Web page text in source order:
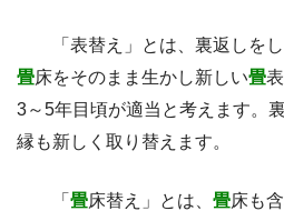
「表替え」とは、裏返しをし
畳床をそのまま生かし新しい畳
3～5年目頃が適当と考えます。
縁も新しく取り替えます。
「 畳床替え」とは、 畳床も